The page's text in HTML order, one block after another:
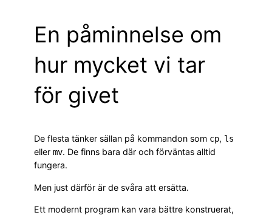
En påminnelse om
hur mycket vi tar
för givet
De flesta tänker sällan på kommandon som cp, ls
eller mv. De finns bara där och förväntas alltid
fungera.
Men just därför är de svåra att ersätta.
Ett modernt program kan vara bättre konstruerat,